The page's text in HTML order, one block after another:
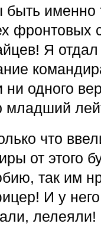
именно
фронтовых
Я
одного
младший
что
от этого
так им
И у
лелеяли!